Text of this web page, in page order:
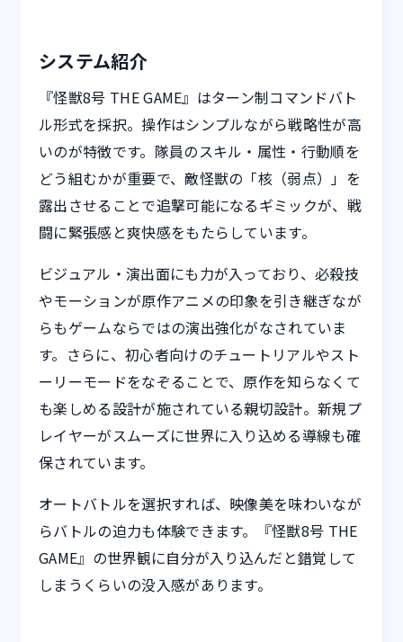
システム紹介
『怪獣8号 THE GAME』はターン制コマンドバト
ル形式を採択。操作はシンプルながら戦略性が高
いのが特徴です。隊員のスキル・属性・行動順を
どう組むかが重要で、敵怪獣の「核（弱点）」を
露出させることで追撃可能になるギミックが、戦
闘に緊張感と爽快感をもたらしています。
ビジュアル・演出面にも力が入っており、必殺技
やモーションが原作アニメの印象を引き継ぎなが
らもゲームならではの演出強化がなされていま
す。さらに、初心者向けのチュートリアルやスト
ーリーモードをなぞることで、原作を知らなくて
も楽しめる設計が施されている親切設計。新規プ
レイヤーがスムーズに世界に入り込める導線も確
保されています。
オートバトルを選択すれば、映像美を味わいなが
らバトルの迫力も体験できます。『怪獣8号 THE
GAME』の世界観に自分が入り込んだと錯覚して
しまうくらいの没入感があります。